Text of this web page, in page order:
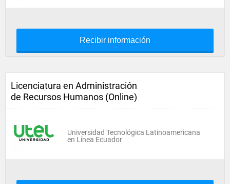
Recibir información
Licenciatura en Administración
de Recursos Humanos (Online)
Universidad Tecnológica Latinoamericana
en Línea Ecuador